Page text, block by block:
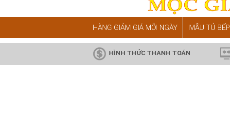
HÀNG GIẢM GIÁ MỖI NGÀY MẪU TỦ BẾP
HÌNH THỨC THANH TOÁN